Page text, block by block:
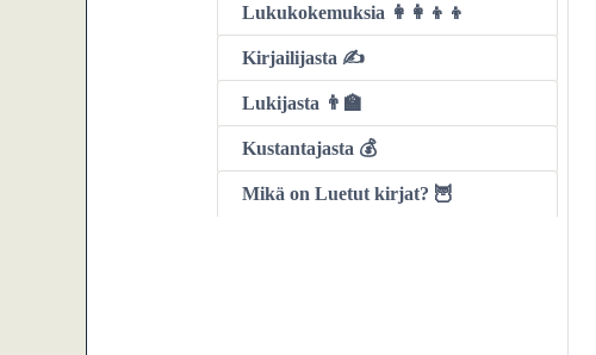
Lukukokemuksia 👩‍👩‍👦‍👦
Kirjailijasta ✍️
Lukijasta 👨‍🏫
Kustantajasta 💰
Mikä on Luetut kirjat? 🦉